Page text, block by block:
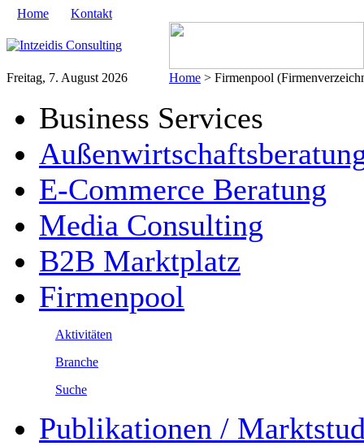
Home Kontakt
Freitag, 7. August 2026 Home > Firmenpool
Business Services
E-Commerce Beratung
Media Consulting
B2B Marktplatz
Firmenpool
Aktivitäten
Branche
Suche
Publikationen /